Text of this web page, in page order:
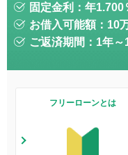
固定金利：年1.700
お借入可能額：10
ご返済期間：1年～
フリーローンとは